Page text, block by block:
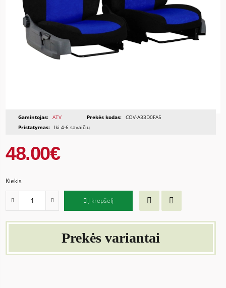
Gamintojas: ATV Prekės kodas: COV-A33D0FA5
Pristatymas:
Iki 4-6 savaičių
48.00€
Kiekis
Į krepšelį
Prekės variantai